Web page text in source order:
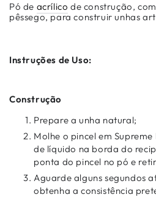
Pó de acrílico de construção,
pêssego, para construir unhas
Instruções de Uso:
Construção
Prepare a unha natural;
Molhe o pincel em
de líquido na borda do
ponta do pincel no pó e
Aguarde alguns segundos
obtenha a consistência